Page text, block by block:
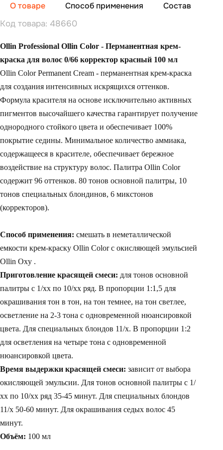
О товаре Способ применения Состав
Код товара: 48660
Ollin Professional Ollin Color - Перманентная крем-
краска для волос 0/66 корректор красный 100 мл
Ollin Color Permanent Cream - перманентная крем-краска
для создания интенсивных искрящихся оттенков.
Формула красителя на основе исключительно активных
пигментов высочайшего качества гарантирует получение
однородного стойкого цвета и обеспечивает 100%
покрытие седины. Минимальное количество аммиака,
содержащееся в красителе, обеспечивает бережное
воздействие на структуру волос. Палитра Ollin Color
содержит 96 оттенков. 80 тонов основной палитры, 10
тонов специальных блондинов, 6 микстонов
(корректоров).
Способ применения: смешать в неметаллической
емкости крем-краску Ollin Color с окисляющей эмульсией
Ollin Oxy .
Приготовление красящей смеси: для тонов основной
палитры с 1/хх по 10/хх ряд. В пропорции 1:1,5 для
окрашивания тон в тон, на тон темнее, на тон светлее,
осветление на 2-3 тона с одновременной нюансировкой
цвета. Для специальных блондов 11/х. В пропорции 1:2
для осветления на четыре тона с одновременной
нюансировкой цвета.
Время выдержки красящей смеси: зависит от выбора
окисляющей эмульсии. Для тонов основной палитры с 1/
хх по 10/хх ряд 35-45 минут. Для специальных блондов
11/х 50-60 минут. Для окрашивания седых волос 45
минут.
Объём: 100 мл